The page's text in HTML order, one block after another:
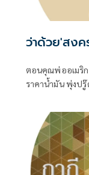
ว่าด้วย'สง
ตอนคุณพ่ออเมริ
ราคาน้ำมัน พุ่งปรู๊